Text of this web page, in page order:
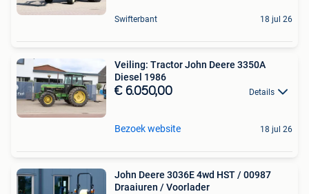
Swifterbant 18 jul 26
Veiling: Tractor John Deere 3350A
Diesel 1986
€ 6.050,00 Details
Bezoek website 18 jul 26
John Deere 3036E 4wd HST / 00987
Draaiuren / Voorlader